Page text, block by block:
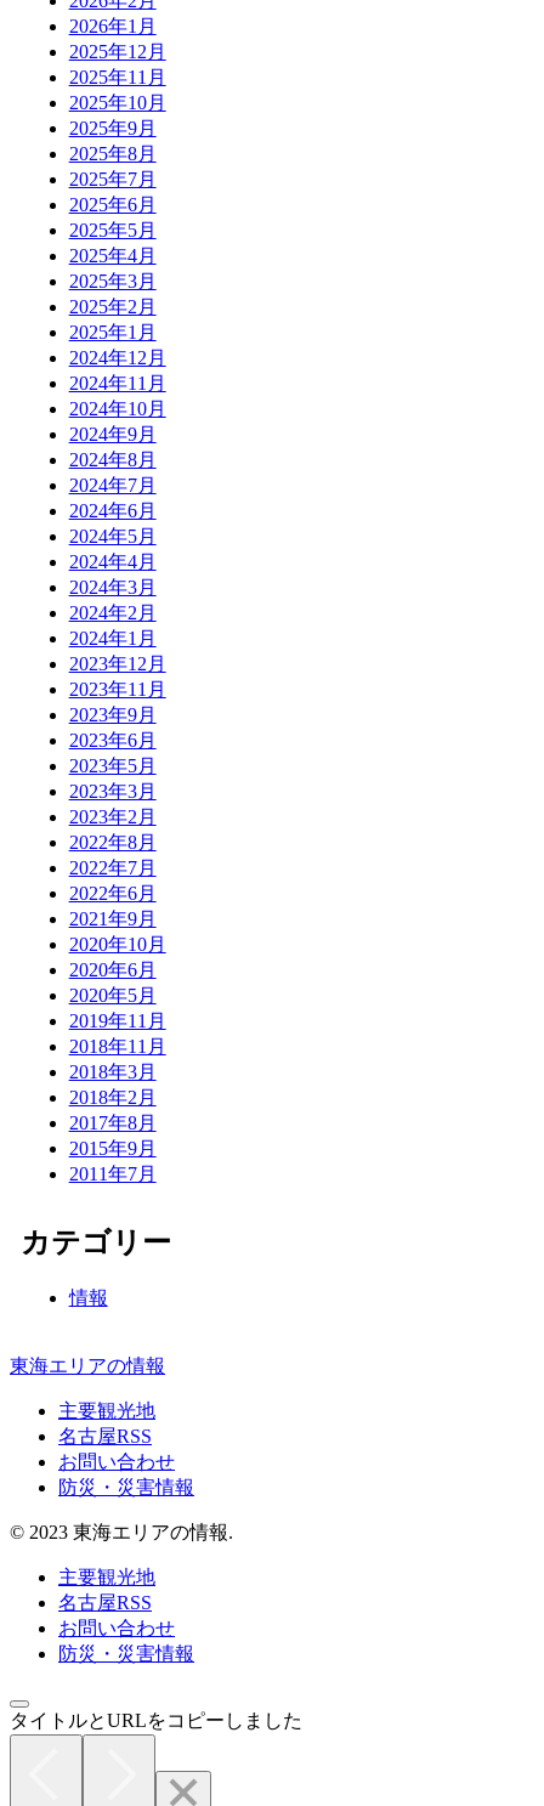
2026年1月
2025年12月
2025年11月
2025年10月
2025年9月
2025年8月
2025年7月
2025年6月
2025年5月
2025年4月
2025年3月
2025年2月
2025年1月
2024年12月
2024年11月
2024年10月
2024年9月
2024年8月
2024年7月
2024年6月
2024年5月
2024年4月
2024年3月
2024年2月
2024年1月
2023年12月
2023年11月
2023年9月
2023年6月
2023年5月
2023年3月
2023年2月
2022年8月
2022年7月
2022年6月
2021年9月
2020年10月
2020年6月
2020年5月
2019年11月
2018年11月
2018年3月
2018年2月
2017年8月
2015年9月
2011年7月
カテゴリー
情報
東海エリアの情報
主要観光地
名古屋RSS
お問い合わせ
防災・災害情報
© 2023 東海エリアの情報.
主要観光地
名古屋RSS
お問い合わせ
防災・災害情報
タイトルとURLをコピーしました